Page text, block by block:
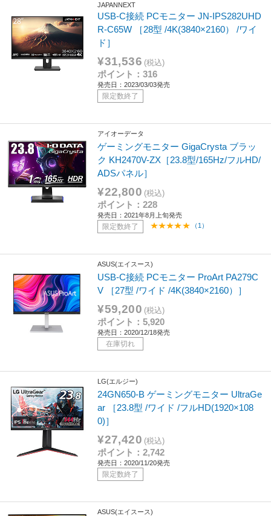
JAPANNEXT
USB-C接続 PCモニター JN-IPS282UHD
R-C65W ［28型 /4K(3840×2160） /ワイ
ド］
¥31,536 (税込)
ポイント：316
発売日：2023/03/03発売
限定数終了
アイオーデータ
ゲーミングモニター GigaCrysta ブラッ
ク KH2470V-ZX［23.8型/165Hz/フルHD/
ADSパネル］
¥22,800 (税込)
ポイント：228
発売日：2021年8月上旬発売
限定数終了 （1）
ASUS(エイスース)
USB-C接続 PCモニター ProArt PA279C
V ［27型 /ワイド /4K(3840×2160）］
¥59,200 (税込)
ポイント：5,920
発売日：2020/12/18発売
在庫切れ
LG(エルジー)
24GN650-B ゲーミングモニター UltraGe
ar ［23.8型 /ワイド /フルHD(1920×108
0)］
¥27,420 (税込)
ポイント：2,742
発売日：2020/11/20発売
限定数終了
ASUS(エイスース)